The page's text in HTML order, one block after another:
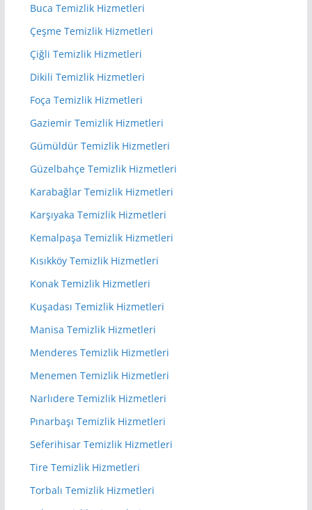
Buca Temizlik Hizmetleri
Çeşme Temizlik Hizmetleri
Çiğli Temizlik Hizmetleri
Dikili Temizlik Hizmetleri
Foça Temizlik Hizmetleri
Gaziemir Temizlik Hizmetleri
Gümüldür Temizlik Hizmetleri
Güzelbahçe Temizlik Hizmetleri
Karabağlar Temizlik Hizmetleri
Karşıyaka Temizlik Hizmetleri
Kemalpaşa Temizlik Hizmetleri
Kısıkköy Temizlik Hizmetleri
Konak Temizlik Hizmetleri
Kuşadası Temizlik Hizmetleri
Manisa Temizlik Hizmetleri
Menderes Temizlik Hizmetleri
Menemen Temizlik Hizmetleri
Narlıdere Temizlik Hizmetleri
Pınarbaşı Temizlik Hizmetleri
Seferihisar Temizlik Hizmetleri
Tire Temizlik Hizmetleri
Torbalı Temizlik Hizmetleri